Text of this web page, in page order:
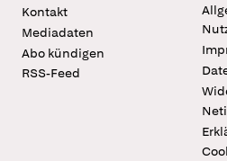
Kontakt
Mediadaten
Abo kündigen
RSS-Feed